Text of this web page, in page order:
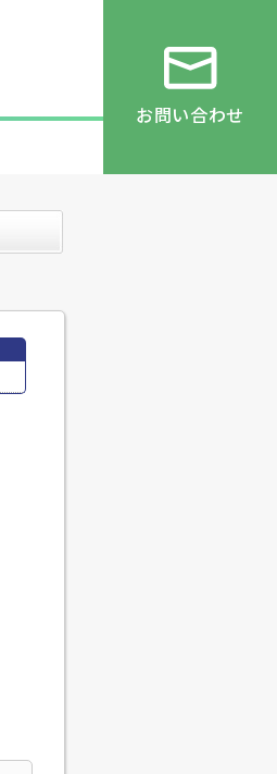
お問い合わせ